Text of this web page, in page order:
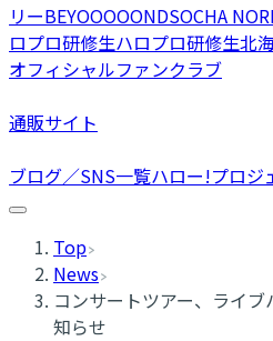
リーBEYOOOOONDSOCHA
ロプロ研修生ハロプロ研修生北
オフィシャルファンクラブ
通販サイト
ブログ／SNS一覧ハロー!プロジ
Top
News
コンサートツアー、ライ
知らせ